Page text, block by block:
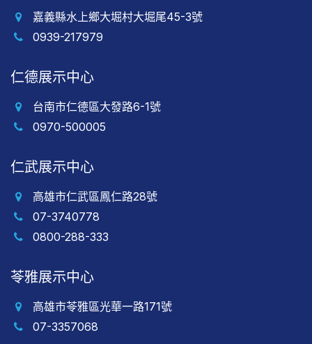
嘉義縣水上鄉大堀村大堀尾45-3號
0939-217979
仁德展示中心
台南市仁德區大發路6-1號
0970-500005
仁武展示中心
高雄市仁武區鳳仁路28號
07-3740778
0800-288-333
苓雅展示中心
高雄市苓雅區光華一路171號
07-3357068